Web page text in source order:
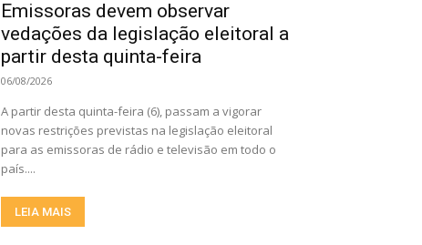
Emissoras devem observar
vedações da legislação eleitoral a
partir desta quinta-feira
06/08/2026
A partir desta quinta-feira (6), passam a vigorar
novas restrições previstas na legislação eleitoral
para as emissoras de rádio e televisão em todo o
país....
LEIA MAIS